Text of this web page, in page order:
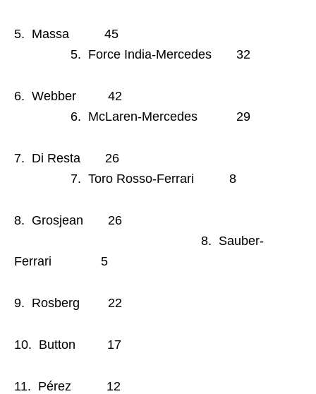
5. Massa 45
5. Force India-Mercedes 32
6. Webber 42
6. McLaren-Mercedes 29
7. Di Resta 26
7. Toro Rosso-Ferrari 8
8. Grosjean 26
8. Sauber-
Ferrari 5
9. Rosberg 22
10. Button 17
11. Pérez 12